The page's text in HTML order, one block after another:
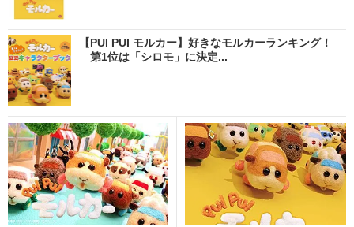
【PUI PUI モルカー】好きなモルカーランキング！
第1位は「シロモ」に決定...